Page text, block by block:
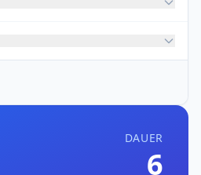
DAUER
6